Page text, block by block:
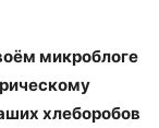
микроблоге
хлеборобов